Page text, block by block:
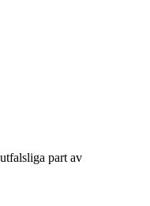
part av